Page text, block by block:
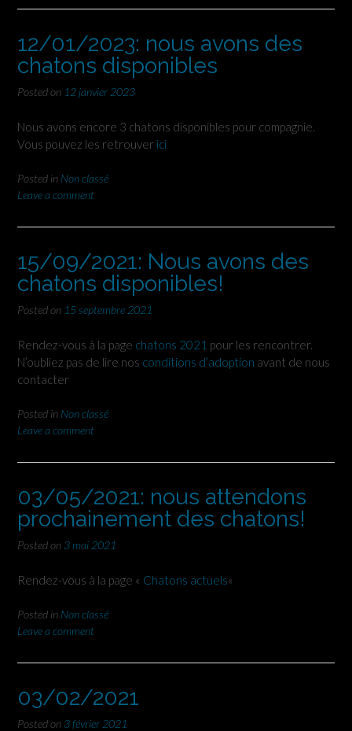
12/01/2023: nous avons des
chatons disponibles
Posted on 12 janvier 2023
Nous avons encore 3 chatons disponibles pour compagnie.
Vous pouvez les retrouver ici
Posted in Non classé
Leave a comment
15/09/2021: Nous avons des
chatons disponibles!
Posted on 15 septembre 2021
Rendez-vous à la page chatons 2021 pour les rencontrer.
N’oubliez pas de lire nos conditions d’adoption avant de nous
contacter
Posted in Non classé
Leave a comment
03/05/2021: nous attendons
prochainement des chatons!
Posted on 3 mai 2021
Rendez-vous à la page « Chatons actuels«
Posted in Non classé
Leave a comment
03/02/2021
Posted on 3 février 2021